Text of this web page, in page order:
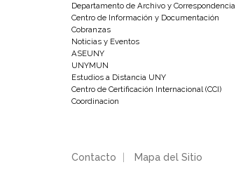
Departamento de Archivo y Correspondencia
Centro de Información y Documentación
Cobranzas
Noticias y Eventos
ASEUNY
UNYMUN
Estudios a Distancia UNY
Centro de Certificación Internacional (CCI)
Coordinacion
Contacto Mapa del Sitio